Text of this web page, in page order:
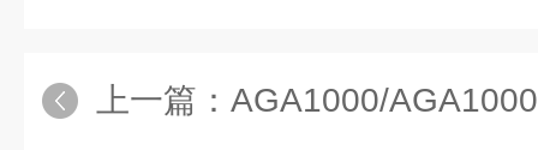
上一篇： AGA1000/AGA1000d一